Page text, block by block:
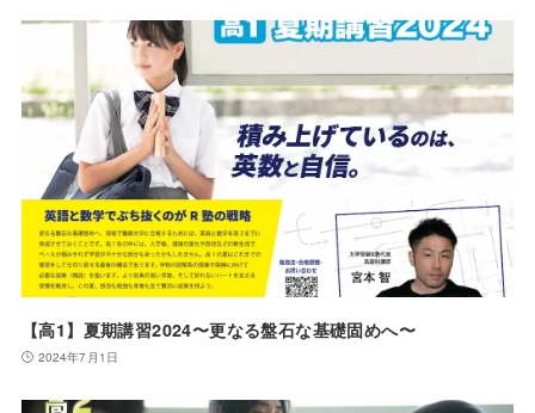
【高1】夏期講習2024〜更なる盤石な基礎固めへ〜
2024年7月1日